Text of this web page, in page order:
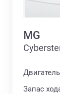
MG
Запас